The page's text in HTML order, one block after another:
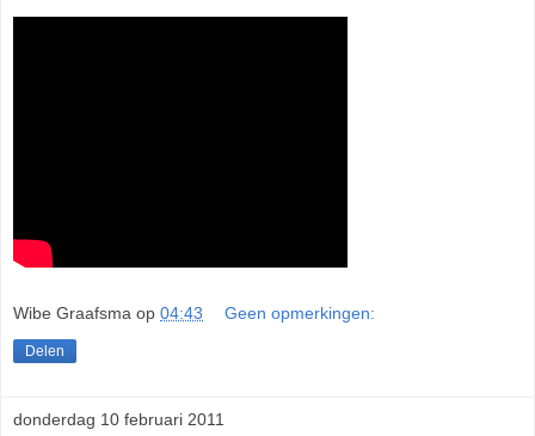
Wibe Graafsma op 04:43 Geen opmerkingen:
Delen
donderdag 10 februari 2011